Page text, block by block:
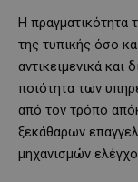
Η πραγματικότητα
της τυπικής όσο
αντικειμενικά και
ποιότητα των
από τον τρόπο
ξεκάθαρων
μηχανισμών